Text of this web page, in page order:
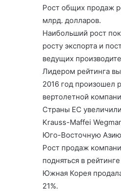
Рост общих продаж
млрд. долларов.
Наибольший рост
росту экспорта и
ведущих
Лидером рейтинга
2016 год произошел
вертолетной
Страны ЕС
Krauss-Maffei
Юго-Восточную
Рост продаж
подняться в
Южная Корея
21%.